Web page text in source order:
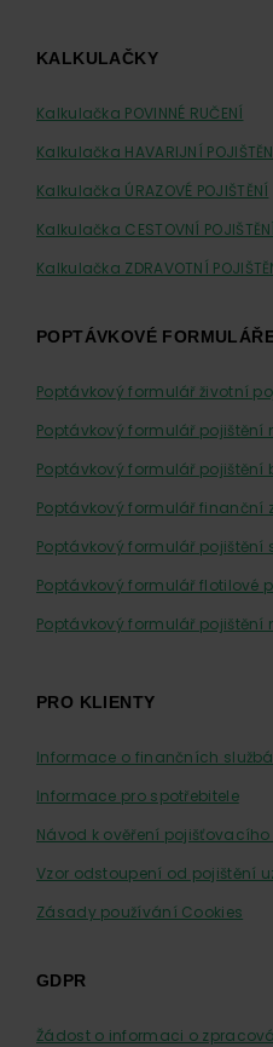
KALKULAČKY
Kalkulačka POVINNÉ RUČENÍ
Kalkulačka HAVARIJNÍ
Kalkulačka ÚRAZOVÉ POJIŠTĚNÍ
Kalkulačka CESTOVNÍ POJIŠTĚNÍ
Kalkulačka ZDRAVOTNÍ
POPTÁVKOVÉ
Poptávkový formulář životní
Poptávkový formulář pojištění
Poptávkový formulář
Poptávkový formulář finanční
Poptávkový formulář pojištění
Poptávkový formulář flotilové
Poptávkový formulář pojištění
PRO KLIENTY
Informace o finančních
Informace pro spotřebitele
Návod k ověření
Vzor odstoupení od pojištění
Zásady používání Cookies
GDPR
Žádost o informaci o